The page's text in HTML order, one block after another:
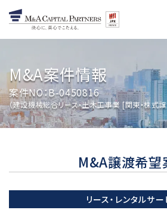
M&A案件情報
案件NO：B-0450816
（建設機械総合リース・土木工事業 [関東・株式
M&A譲渡希望
リース・レンタルサー